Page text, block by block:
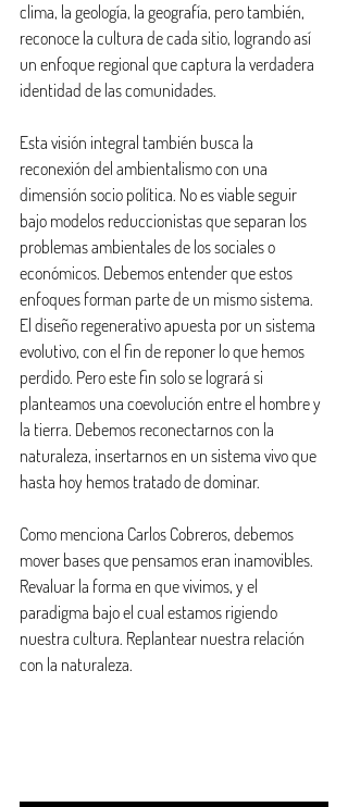
clima, la geología, la geografía, pero también,
reconoce la cultura de cada sitio, logrando así
un enfoque regional que captura la verdadera
identidad de las comunidades.
Esta visión integral también busca la
reconexión del ambientalismo con una
dimensión socio política. No es viable seguir
bajo modelos reduccionistas que separan los
problemas ambientales de los sociales o
económicos. Debemos entender que estos
enfoques forman parte de un mismo sistema.
El diseño regenerativo apuesta por un sistema
evolutivo, con el fin de reponer lo que hemos
perdido. Pero este fin solo se logrará si
planteamos una coevolución entre el hombre y
la tierra. Debemos reconectarnos con la
naturaleza, insertarnos en un sistema vivo que
hasta hoy hemos tratado de dominar.
Como menciona Carlos Cobreros, debemos
mover bases que pensamos eran inamovibles.
Revaluar la forma en que vivimos, y el
paradigma bajo el cual estamos rigiendo
nuestra cultura. Replantear nuestra relación
con la naturaleza.